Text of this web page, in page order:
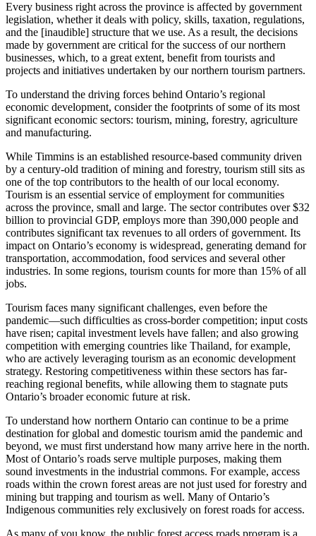
Every business right across the province is affected by government
legislation, whether it deals with policy, skills, taxation, regulations,
and the [inaudible] structure that we use. As a result, the decisions
made by government are critical for the success of our northern
businesses, which, to a great extent, benefit from tourists and
projects and initiatives undertaken by our northern tourism partners.
To understand the driving forces behind Ontario’s regional
economic development, consider the footprints of some of its most
significant economic sectors: tourism, mining, forestry, agriculture
and manufacturing.
While Timmins is an established resource-based community driven
by a century-old tradition of mining and forestry, tourism still sits as
one of the top contributors to the health of our local economy.
Tourism is an essential service of employment for communities
across the province, small and large. The sector contributes over $32
billion to provincial GDP, employs more than 390,000 people and
contributes significant tax revenues to all orders of government. Its
impact on Ontario’s economy is widespread, generating demand for
transportation, accommodation, food services and several other
industries. In some regions, tourism counts for more than 15% of all
jobs.
Tourism faces many significant challenges, even before the
pandemic—such difficulties as cross-border competition; input costs
have risen; capital investment levels have fallen; and also growing
competition with emerging countries like Thailand, for example,
who are actively leveraging tourism as an economic development
strategy. Restoring competitiveness within these sectors has far-
reaching regional benefits, while allowing them to stagnate puts
Ontario’s broader economic future at risk.
To understand how northern Ontario can continue to be a prime
destination for global and domestic tourism amid the pandemic and
beyond, we must first understand how many arrive here in the north.
Most of Ontario’s roads serve multiple purposes, making them
sound investments in the industrial commons. For example, access
roads within the crown forest areas are not just used for forestry and
mining but trapping and tourism as well. Many of Ontario’s
Indigenous communities rely exclusively on forest roads for access.